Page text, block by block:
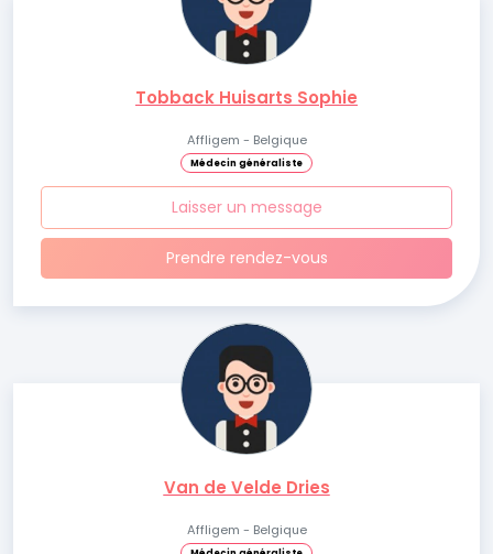
Tobback Huisarts Sophie
Affligem - Belgique
Médecin généraliste
Laisser un message
Prendre rendez-vous
Van de Velde Dries
Affligem - Belgique